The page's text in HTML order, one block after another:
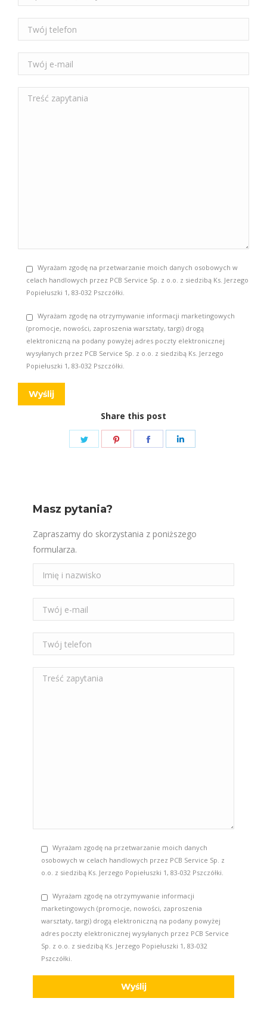
Wyrażam zgodę na przetwarzanie moich danych osobowych w
celach handlowych przez PCB Service Sp. z o.o. z siedzibą Ks. Jerzego
Popiełuszki 1, 83-032 Pszczółki.
Wyrażam zgodę na otrzymywanie informacji marketingowych
(promocje, nowości, zaproszenia warsztaty, targi) drogą
elektroniczną na podany powyżej adres poczty elektronicznej
wysyłanych przez PCB Service Sp. z o.o. z siedzibą Ks. Jerzego
Popiełuszki 1, 83-032 Pszczółki.
Share this post
Share
Share
Share
Masz pytania?
Zapraszamy do skorzystania z poniższego
formularza.
Wyrażam zgodę na przetwarzanie moich danych
osobowych w celach handlowych przez PCB Service Sp. z
o.o. z siedzibą Ks. Jerzego Popiełuszki 1, 83-032 Pszczółki.
Wyrażam zgodę na otrzymywanie informacji
marketingowych (promocje, nowości, zaproszenia
warsztaty, targi) drogą elektroniczną na podany powyżej
adres poczty elektronicznej wysyłanych przez PCB Service
Sp. z o.o. z siedzibą Ks. Jerzego Popiełuszki 1, 83-032
Pszczółki.